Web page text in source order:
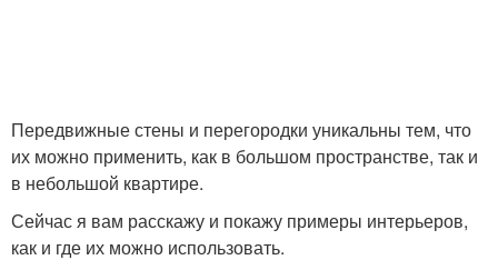
Передвижные стены и перегородки уникальны тем, что
их можно применить, как в большом пространстве, так и
в небольшой квартире.
Сейчас я вам расскажу и покажу примеры интерьеров,
как и где их можно использовать.